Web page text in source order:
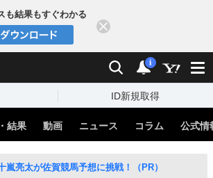
も結果もすぐわかる
検索 通知
i
ID新規取得
結果 動画 ニュース コラム 公式情
嵐亮太が佐賀競馬予想に挑戦！（PR）